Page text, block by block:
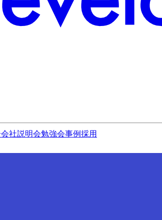
会社説明会勉強会事例採用